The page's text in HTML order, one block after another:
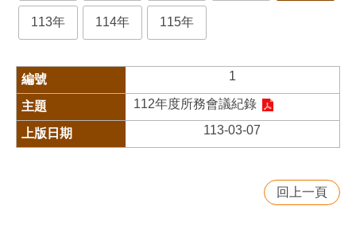
113年 114年 115年
1
112年度所務會議紀錄
113-03-07
回上一頁